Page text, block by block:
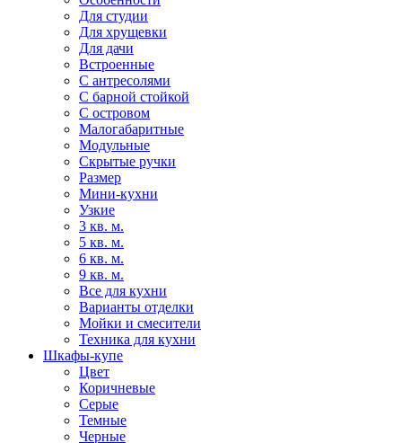
Для студии
Для хрущевки
Для дачи
Встроенные
С антресолями
С барной стойкой
С островом
Малогабаритные
Модульные
Скрытые ручки
Размер
Мини-кухни
Узкие
3 кв. м.
5 кв. м.
6 кв. м.
9 кв. м.
Все для кухни
Варианты отделки
Мойки и смесители
Техника для кухни
Шкафы-купе
Цвет
Коричневые
Серые
Темные
Черные